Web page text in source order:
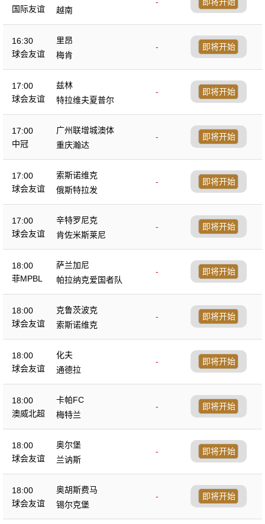
国际友谊
-
越南
即将开始
16:30
球会友谊
里昂
-
梅肯
即将开始
17:00
球会友谊
兹林
-
特拉维夫夏普尔
即将开始
17:00
中冠
广州联增城澳体
-
重庆瀚达
即将开始
17:00
球会友谊
索斯诺维克
-
俄斯特拉发
即将开始
17:00
球会友谊
辛特罗尼克
-
肯佐米斯莱尼
即将开始
18:00
菲MPBL
萨兰加尼
-
帕拉纳克爱国者队
即将开始
18:00
球会友谊
克鲁茨波克
-
索斯诺维克
即将开始
18:00
球会友谊
化夫
-
通德拉
即将开始
18:00
澳威北超
卡帕FC
-
梅特兰
即将开始
18:00
球会友谊
奥尔堡
-
兰讷斯
即将开始
18:00
球会友谊
奥胡斯费马
-
锡尔克堡
即将开始